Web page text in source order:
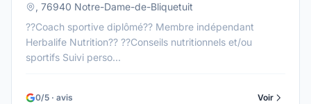
, 76940 Notre-Dame-de-Bliquetuit
??Coach sportive diplômé?? Membre indépendant
Herbalife Nutrition?? ??Conseils nutritionnels et/ou
sportifs Suivi perso...
0/5 · avis Voir